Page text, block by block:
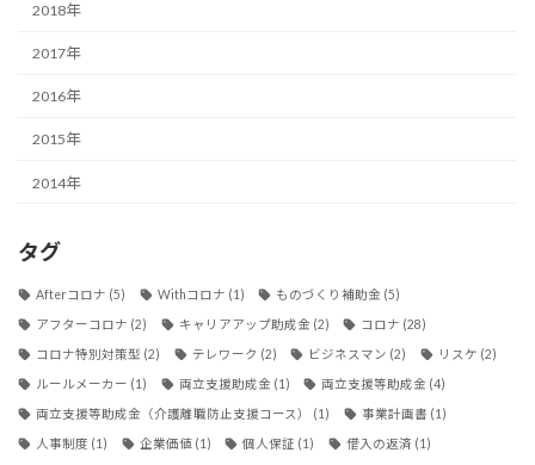
2018年
2017年
2016年
2015年
2014年
タグ
Afterコロナ (5) Withコロナ (1) ものづくり補助金 (5)
アフターコロナ (2) キャリアアップ助成金 (2) コロナ (28)
コロナ特別対策型 (2) テレワーク (2) ビジネスマン (2) リスケ (2)
ルールメーカー (1) 両立支援助成金 (1) 両立支援等助成金 (4)
両立支援等助成金（介護離職防止支援コース） (1) 事業計画書 (1)
人事制度 (1) 企業価値(1) 個人保証 (1) 借入の返済 (1)